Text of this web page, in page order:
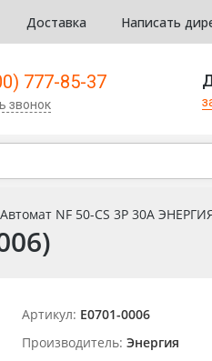
Доставка Написать
777-85-37
звонок
Автомат NF 50-CS 3P 30A
Артикул: Е0701-0006
Производитель: Энергия